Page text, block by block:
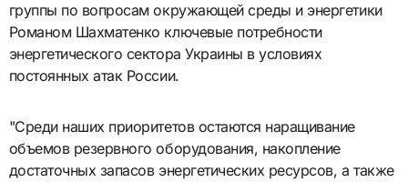
группы по вопросам окружающей среды и энергетики
Романом Шахматенко ключевые потребности
энергетического сектора Украины в условиях
постоянных атак России.
"Среди наших приоритетов остаются наращивание
объемов резервного оборудования, накопление
достаточных запасов энергетических ресурсов, а также